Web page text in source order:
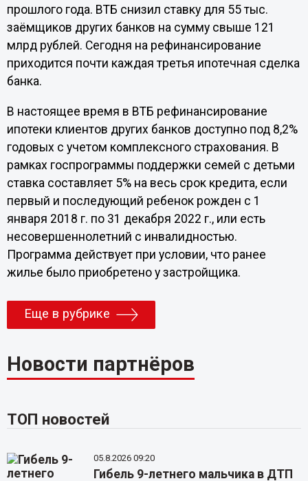
прошлого года. ВТБ снизил ставку для 55 тыс.
заёмщиков других банков на сумму свыше 121
млрд рублей. Сегодня на рефинансирование
приходится почти каждая третья ипотечная сделка
банка.
В настоящее время в ВТБ рефинансирование
ипотеки клиентов других банков доступно под 8,2%
годовых с учетом комплексного страхования. В
рамках госпрограммы поддержки семей с детьми
ставка составляет 5% на весь срок кредита, если
первый и последующий ребенок рожден с 1
января 2018 г. по 31 декабря 2022 г., или есть
несовершеннолетний с инвалидностью.
Программа действует при условии, что ранее
жилье было приобретено у застройщика.
Еще в рубрике
Новости партнёров
ТОП новостей
05.8.2026 09:20
Гибель 9-летнего мальчика в ДТП